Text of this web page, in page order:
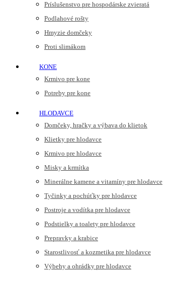
Príslušenstvo pre hospodárske zvieratá
Podlahové rošty
Hmyzie domčeky
Proti slimákom
KONE
Krmivo pre kone
Potreby pre kone
HLODAVCE
Domčeky, hračky a výbava do klietok
Klietky pre hlodavce
Krmivo pre hlodavce
Misky a krmítka
Minerálne kamene a vitamíny pre hlodavce
Tyčinky a pochúťky pre hlodavce
Postroje a vodítka pre hlodavce
Podstielky a toalety pre hlodavce
Prepravky a krabice
Starostlivosť a kozmetika pre hlodavce
Výbehy a ohrádky pre hlodavce